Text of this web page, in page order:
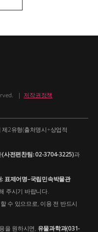
| 저작권정책
2유형(출처명시+상업적
(사전편찬팀: 02-3704-3225)과
: 표제어명–국립민속박물관
주시기 바랍니다.
수 있으므로, 이용 전 반드시
을 원하시면, 유물과학과(031-